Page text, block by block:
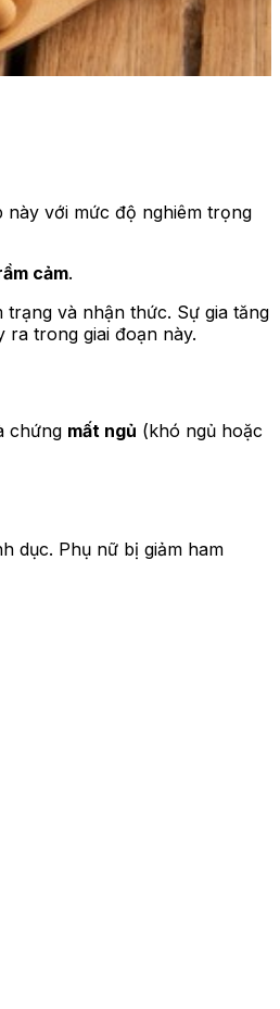
này với mức độ nghiêm trọng
cảm.
và nhận thức. Sự gia tăng
trong giai đoạn này.
chứng mất ngủ (khó ngủ hoặc
dục. Phụ nữ bị giảm ham